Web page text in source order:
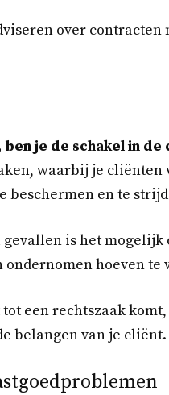
over contracten
je de schakel in
waarbij je cliënten
beschermen en te
gevallen is het mogelijk
hoeven te
een rechtszaak
belangen van je cliënt.